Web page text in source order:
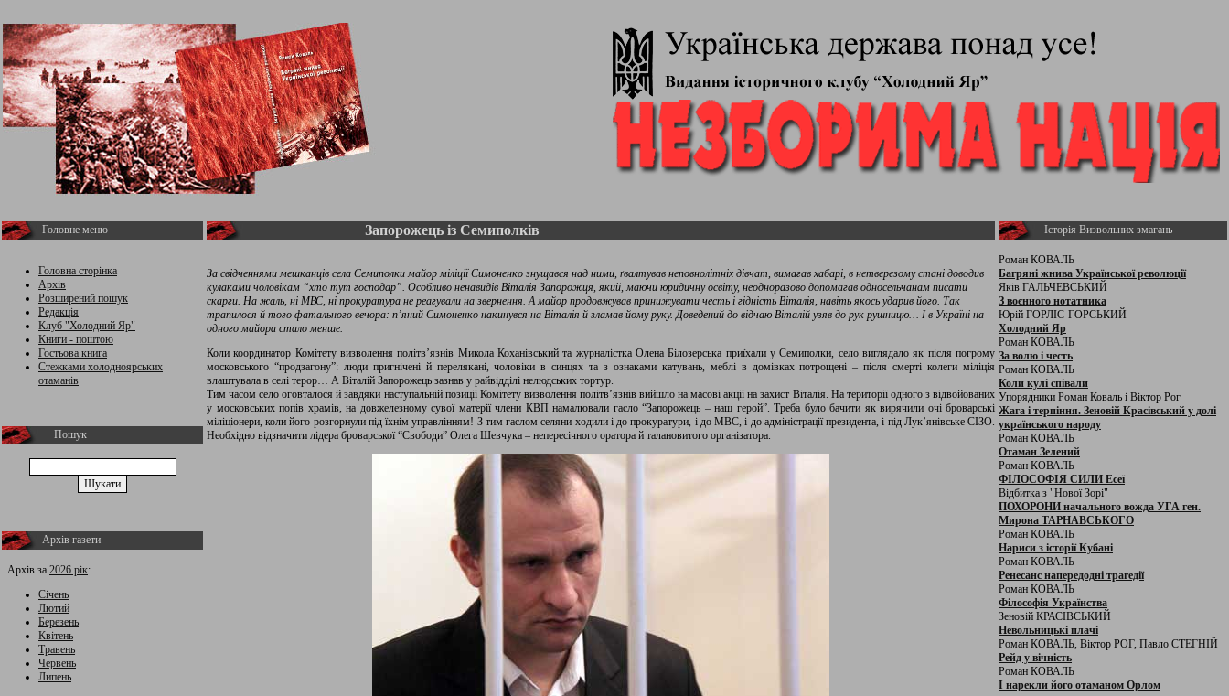
Головне меню
Головна сторінка
Архів
Розширений пошук
Редакція
Клуб "Холодний Яр"
Книги - поштою
Гостьова книга
Стежками холодноярських
отаманів
Пошук
Архів газети
Архів за 2026 рік:
Січень
Лютий
Березень
Квітень
Травень
Червень
Липень
Запорожець із Семиполків
За свідченнями мешканців села Семиполки майор міліції Симоненко знущався над ними, ґвалтував неповнолітніх дівчат, вимагав хабарі, в нетверезому стані доводив
кулаками чоловікам “хто тут господар”. Особливо ненавидів Віталія Запорожця, який, маючи юридичну освіту, неодноразово допомагав односельчанам писати
скарги. На жаль, ні МВС, ні прокуратура не реагували на звернення. А майор продовжував принижувати честь і гідність Віталія, навіть якось ударив його. Так
трапилося й того фатального вечора: п’яний Симоненко накинувся на Віталія й зламав йому руку. Доведений до відчаю Віталій узяв до рук рушницю… І в Україні на
одного майора стало менше.
Коли координатор Комітету визволення політв’язнів Микола Коханівський та журналістка Олена Білозерська приїхали у Семиполки, село виглядало як після погрому
московського “продзагону”: люди пригнічені й перелякані, чоловіки в синцях та з ознаками катувань, меблі в домівках потрощені – після смерті колеги міліція
влаштувала в селі терор… А Віталій Запорожець зазнав у райвідділі нелюдських тортур.
Тим часом село оговталося й завдяки наступальній позиції Комітету визволення політв’язнів вийшло на масові акції на захист Віталія. На території одного з відвойованих
у московських попів храмів, на довжелезному сувої матерії члени КВП намалювали гасло “Запорожець – наш герой”. Треба було бачити як вирячили очі броварські
міліціонери, коли його розгорнули під їхнім управлінням! З тим гаслом селяни ходили і до прокуратури, і до МВС, і до адміністрації президента, і під Лук’янівське СІЗО.
Необхідно відзначити лідера броварської “Свободи” Олега Шевчука – непересічного оратора й талановитого організатора.
Історія Визвольних змагань
Роман КОВАЛЬ
Багряні жнива Української революції
Яків ГАЛЬЧЕВСЬКИЙ
З воєнного нотатника
Юрій ГОРЛІС-ГОРСЬКИЙ
Холодний Яр
Роман КОВАЛЬ
За волю і честь
Роман КОВАЛЬ
Коли кулі співали
Упорядники Роман Коваль і Віктор Рог
Жага і терпіння. Зеновій Красівський у долі
українського народу
Роман КОВАЛЬ
Отаман Зелений
Роман КОВАЛЬ
ФІЛОСОФІЯ СИЛИ Есеї
Відбитка з "Нової Зорі"
ПОХОРОНИ начального вожда УГА ген.
Мирона ТАРНАВСЬКОГО
Роман КОВАЛЬ
Нариси з історії Кубані
Роман КОВАЛЬ
Ренесанс напередодні трагедії
Роман КОВАЛЬ
Філософія Українства
Зеновій КРАСІВСЬКИЙ
Невольницькі плачі
Роман КОВАЛЬ, Віктор РОГ, Павло СТЕГНІЙ
Рейд у вічність
Роман КОВАЛЬ
І нарекли його отаманом Орлом